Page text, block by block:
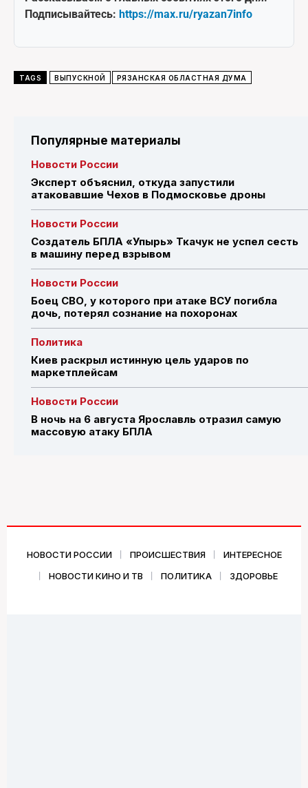
Подписывайтесь: https://max.ru/ryazan7info
TAGS ВЫПУСКНОЙ РЯЗАНСКАЯ ОБЛАСТНАЯ ДУМА
Популярные материалы
Новости России
Эксперт объяснил, откуда запустили
атаковавшие Чехов в Подмосковье дроны
Новости России
Создатель БПЛА «Упырь» Ткачук не успел сесть
в машину перед взрывом
Новости России
Боец СВО, у которого при атаке ВСУ погибла
дочь, потерял сознание на похоронах
Политика
Киев раскрыл истинную цель ударов по
маркетплейсам
Новости России
В ночь на 6 августа Ярославль отразил самую
массовую атаку БПЛА
НОВОСТИ РОССИИ ПРОИСШЕСТВИЯ
ИНТЕРЕСНОЕ
НОВОСТИ КИНО И ТВ
ПОЛИТИКА ЗДОРОВЬЕ